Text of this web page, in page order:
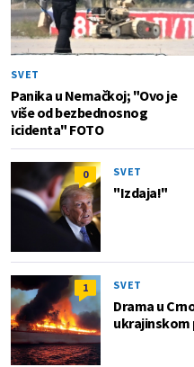
SVET
Panika u Nemačkoj; "Ovo je
više od bezbednosnog
icidenta" FOTO
0 SVET
"Izdaja!"
1 SVET
Drama u
ukrajinskom